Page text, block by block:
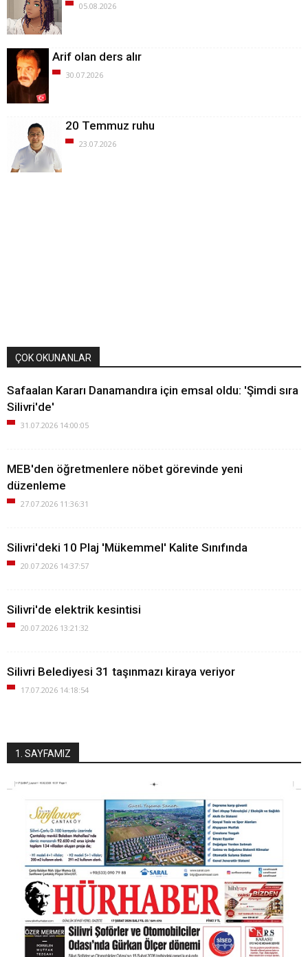
05.08.2026
Arif olan ders alır
30.07.2026
20 Temmuz ruhu
23.07.2026
ÇOK OKUNANLAR
Safaalan Kararı Danamandıra için emsal oldu: 'Şimdi sıra
Silivri'de'
31.07.2026 14:00:05
MEB'den öğretmenlere nöbet görevinde yeni
düzenleme
27.07.2026 11:36:31
Silivri'deki 10 Plaj 'Mükemmel' Kalite Sınıfında
20.07.2026 14:37:57
Silivri'de elektrik kesintisi
20.07.2026 13:21:32
Silivri Belediyesi 31 taşınmazı kiraya veriyor
17.07.2026 14:18:54
1. SAYFAMIZ